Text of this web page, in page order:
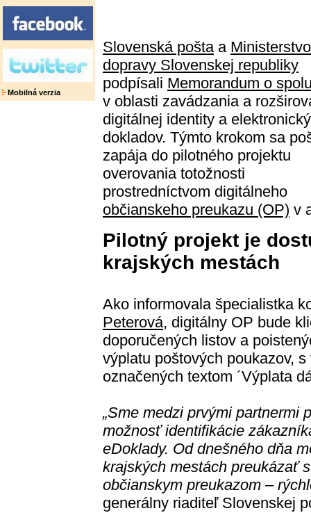
Mobilná verzia
Slovenská poštaa Ministerstvo
dopravy Slovenskej republiky
podpísali Memorandum o
v oblasti zavádzania a
digitálnej identity a
dokladov. Týmto krokom sa
zapája do pilotného projektu
overovania totožnosti
prostredníctvom digitálneho
občianskeho preukazu (OP) v
Pilotný projekt je
krajských mestách
Ako informovala špecialistka
Peterová, digitálny OP bude
doporučených listov a
výplatu poštových poukazov,
označených textom ´Výplata
„Sme medzi prvými partnermi
možnosť identifikácie
eDoklady. Od dnešného dňa
krajských mestách preukázať
občianskym preukazom –
generálny riaditeľ Slovenskej